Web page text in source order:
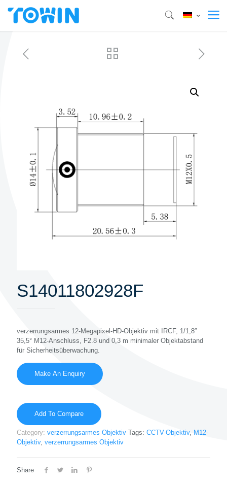
S14011802928F
verzerrungsarmes 12-Megapixel-HD-Objektiv mit IRCF, 1/1,8″
35,5° M12-Anschluss, F2.8 und 0,3 m minimaler Objektabstand
für Sicherheitsüberwachung.
Add To Compare
Category: verzerrungsarmes Objektiv Tags: CCTV-Objektiv, M12-
Objektiv, verzerrungsarmes Objektiv
Share